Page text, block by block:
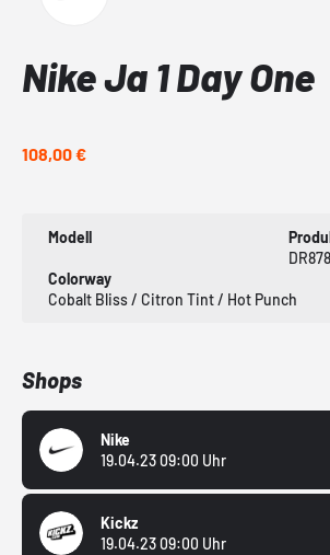
Nike Ja 1 Day One
108,00 €
Modell
Colorway
Cobalt Bliss / Citron Tint / Hot Punch
Shops
Nike
19.04.23 09:00 Uhr
Kickz
19.04.23 09:00 Uhr